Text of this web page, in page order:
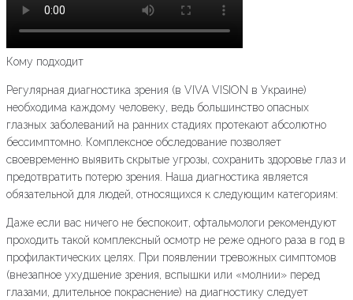
Кому подходит
Регулярная диагностика зрения (в VIVA VISION в Украине)
необходима каждому человеку, ведь большинство опасных
глазных заболеваний на ранних стадиях протекают абсолютно
бессимптомно. Комплексное обследование позволяет
своевременно выявить скрытые угрозы, сохранить здоровье глаз и
предотвратить потерю зрения. Наша диагностика является
обязательной для людей, относящихся к следующим категориям:
Даже если вас ничего не беспокоит, офтальмологи рекомендуют
проходить такой комплексный осмотр не реже одного раза в год в
профилактических целях. При появлении тревожных симптомов
(внезапное ухудшение зрения, вспышки или «молнии» перед
глазами, длительное покраснение) на диагностику следует